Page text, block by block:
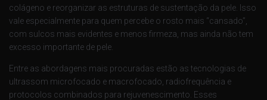
colágeno e reorganizar as estruturas de sustentação da pele. Isso
vale especialmente para quem percebe o rosto mais “cansado”,
com sulcos mais evidentes e menos firmeza, mas ainda não tem
excesso importante de pele.
Entre as abordagens mais procuradas estão as tecnologias de
ultrassom microfocado e macrofocado, radiofrequência e
protocolos combinados para rejuvenescimento. Esses